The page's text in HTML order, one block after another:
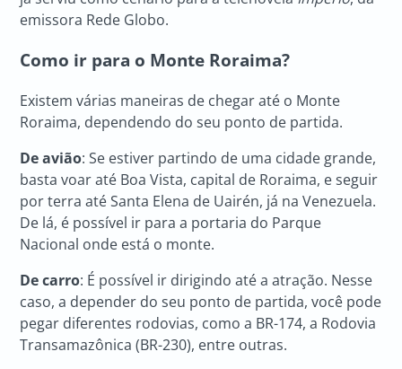
emissora Rede Globo.
Como ir para o Monte Roraima?
Existem várias maneiras de chegar até o Monte
Roraima, dependendo do seu ponto de partida.
De avião: Se estiver partindo de uma cidade grande,
basta voar até Boa Vista, capital de Roraima, e seguir
por terra até Santa Elena de Uairén, já na Venezuela.
De lá, é possível ir para a portaria do Parque
Nacional onde está o monte.
De carro: É possível ir dirigindo até a atração. Nesse
caso, a depender do seu ponto de partida, você pode
pegar diferentes rodovias, como a BR-174, a Rodovia
Transamazônica (BR-230), entre outras.